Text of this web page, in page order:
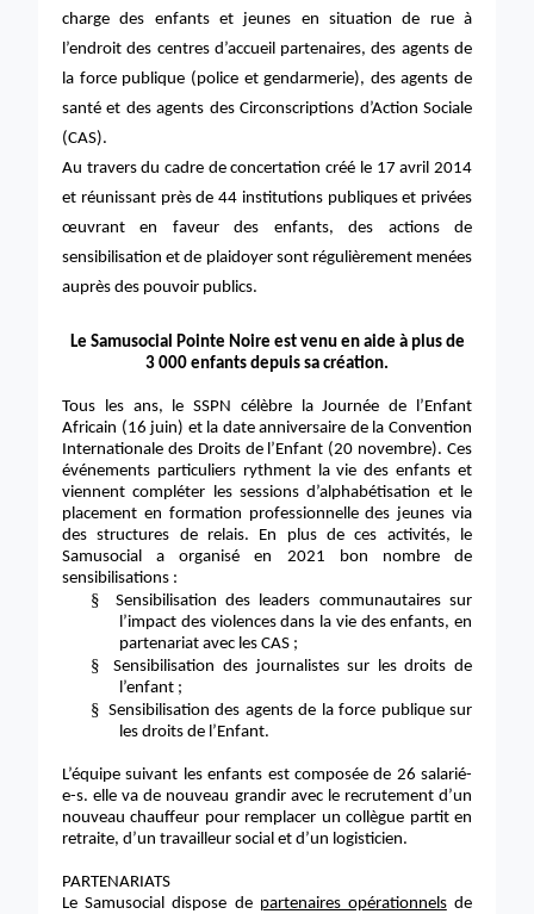
charge des enfants et jeunes en situation de rue à
l’endroit des centres d’accueil partenaires, des agents de
la force publique (police et gendarmerie), des agents de
santé et des agents des Circonscriptions d’Action Sociale
(CAS).
Au travers du cadre de concertation créé le 17 avril 2014
et réunissant près de 44 institutions publiques et privées
œuvrant en faveur des enfants, des actions de
sensibilisation et de plaidoyer sont régulièrement menées
auprès des pouvoir publics.
Le Samusocial Pointe Noire est venu en aide à plus de
3 000 enfants depuis sa création.
Tous les ans, le SSPN célèbre la Journée de l’Enfant
Africain (16 juin) et la date anniversaire de la Convention
Internationale des Droits de l’Enfant (20 novembre). Ces
événements particuliers rythment la vie des enfants et
viennent compléter les sessions d’alphabétisation et le
placement en formation professionnelle des jeunes via
des structures de relais. En plus de ces activités, le
Samusocial a organisé en 2021 bon nombre de
sensibilisations :
§
Sensibilisation des leaders communautaires sur
l’impact des violences dans la vie des enfants, en
partenariat avec les CAS ;
§
Sensibilisation des journalistes sur les droits de
l’enfant ;
§ Sensibilisation des agents de la force publique sur
les droits de l’Enfant.
L’équipe suivant les enfants est composée de 26 salarié-
e-s. elle va de nouveau grandir avec le recrutement d’un
nouveau chauffeur pour remplacer un collègue partit en
retraite, d’un travailleur social et d’un logisticien.
PARTENARIATS
Le Samusocial dispose de partenaires opérationnelsde